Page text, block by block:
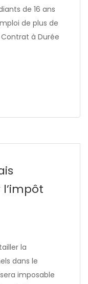
de 16 ans
de plus de
à Durée
la
dans le
imposable